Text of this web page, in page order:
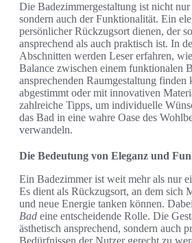
Die Badezimmergestaltung ist nicht nur
sondern auch der Funktionalität. Ein
persönlicher Rückzugsort dienen, der
ansprechend als auch praktisch ist. In
Abschnitten werden Leser erfahren,
Balance zwischen einem funktionalen
ansprechenden Raumgestaltung
abgestimmt oder mit innovativen
zahlreiche Tipps, um individuelle
das Bad in eine wahre Oase des
verwandeln.
Die Bedeutung von Eleganz und
Ein Badezimmer ist weit mehr als nur
Es dient als Rückzugsort, an dem sich
und neue Energie tanken können.
Bad eine entscheidende Rolle. Die
ästhetisch ansprechend, sondern auch